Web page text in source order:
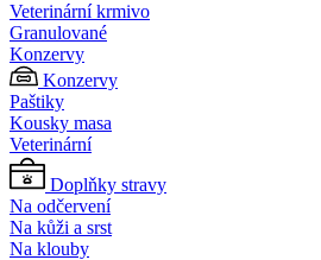
Veterinární krmivo
Granulované
Konzervy
Konzervy
Paštiky
Kousky masa
Veterinární
Doplňky stravy
Na odčervení
Na kůži a srst
Na klouby